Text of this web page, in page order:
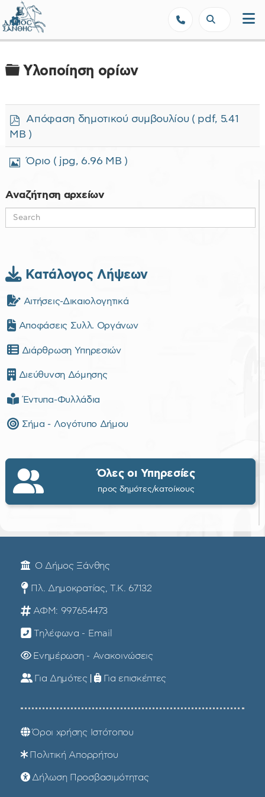
Φάκελος
Υλοποίηση ορίων
p
d
f
Απόφαση δημοτικού συμβουλίου ( pdf, 5.41
MB )
Ε
ό
ν
α
Όριο ( jpg, 6.96 MB )
Αναζήτηση αρχείων
Κατάλογος Λήψεων
Αιτήσεις-Δικαιολογητικά
Αποφάσεις Συλλ. Οργάνων
Διάρθρωση Υπηρεσιών
Διεύθυνση Δόμησης
Έντυπα-Φυλλάδια
Σήμα - Λογότυπο Δήμου
Όλες οι Υπηρεσίες
προς δημότες/κατοίκους
Ο Δήμος Ξάνθης
Πλ. Δημοκρατίας, Τ.Κ. 67132
ΑΦΜ: 997654473
Τηλέφωνα - Email
Ενημέρωση - Ανακοινώσεις
Για Δημότες | Για επισκέπτες
Όροι χρήσης Ιστότοπου
Πολιτική Απορρήτου
Δήλωση Προσβασιμότητας